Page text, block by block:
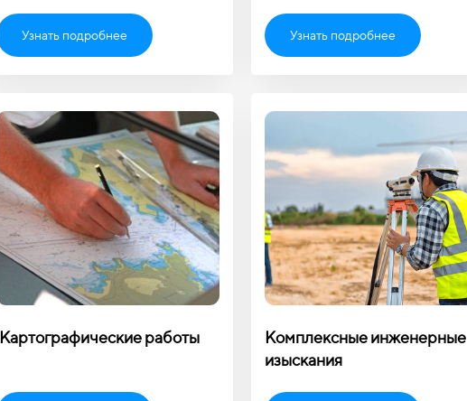
Узнать подробнее Узнать подробнее
Картографические работы
Комплексные инженерные
изыскания